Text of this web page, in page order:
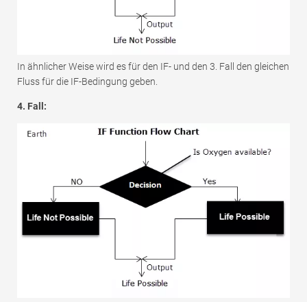
In ähnlicher Weise wird es für den IF- und den 3. Fall den gleichen
Fluss für die IF-Bedingung geben.
4. Fall: